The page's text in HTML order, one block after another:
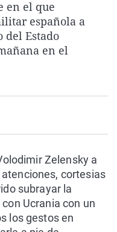
La rosa de los vientos
Gente viajera
Como el perro y el
Caso
Retornados
Equipo de
Extremadura
Galicia
La Rioja
País Vasco
Virales
Televisión
Elecciones
en el que
española a
del Estado
en el
Zelensky a
cortesias
subrayar la
Ucrania con un
los gestos en